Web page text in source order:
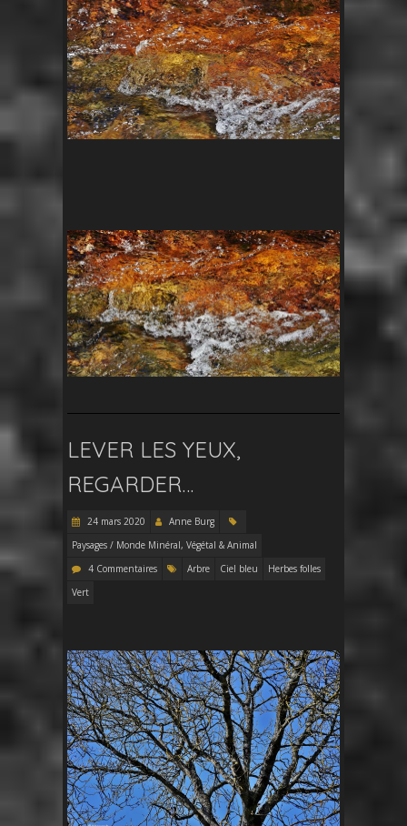
LEVER LES YEUX,
REGARDER…
24 mars 2020
Anne Burg
Paysages / Monde Minéral, Végétal & Animal
4 Commentaires
Arbre Ciel bleu
Herbes folles
Vert